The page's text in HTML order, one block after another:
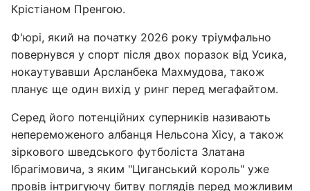
Крістіаном Пренгою.
Ф'юрі, який на початку 2026 року тріумфально
повернувся у спорт після двох поразок від Усика,
нокаутувавши Арсланбека Махмудова, також
планує ще один вихід у ринг перед мегафайтом.
Серед його потенційних суперників називають
непереможеного албанця Нельсона Хісу, а також
зіркового шведського футболіста Златана
Ібрагімовича, з яким "Циганський король" уже
провів інтригуючу битву поглядів перед можливим